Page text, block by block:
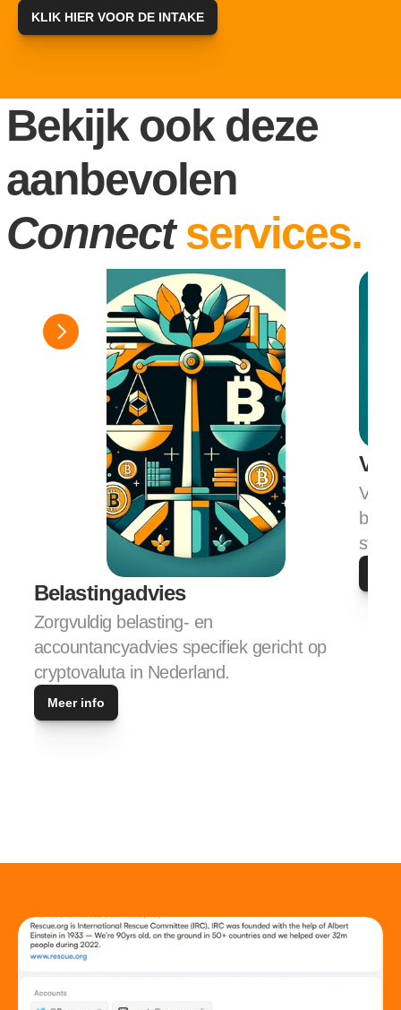
KLIK HIER VOOR DE INTAKE
Belastingadvies
Zorgvuldig belasting- en
accountancyadvies specifiek gericht op
cryptovaluta in Nederland.
Meer info
Bekijk ook deze
aanbevolen
Connect services.